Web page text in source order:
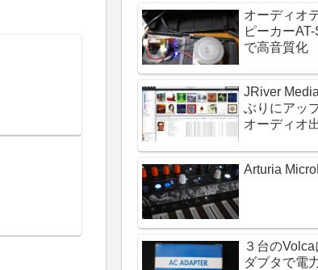
オーディオ
ピーカー
で高音質化
JRiver
ぶりにアッ
オーディオ
Arturia
３台の
ダプタで電